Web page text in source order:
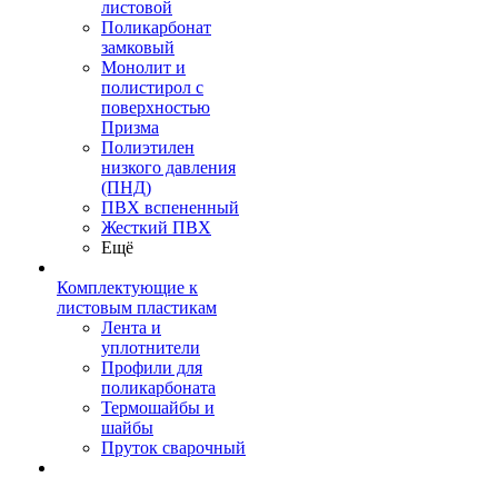
листовой
Поликарбонат
замковый
Монолит и
полистирол с
поверхностью
Призма
Полиэтилен
низкого давления
(ПНД)
ПВХ вспененный
Жесткий ПВХ
Ещё
Комплектующие к
листовым пластикам
Лента и
уплотнители
Профили для
поликарбоната
Термошайбы и
шайбы
Пруток сварочный